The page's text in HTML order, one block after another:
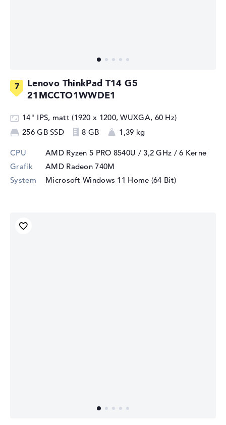
Lenovo ThinkPad T14 G5
21MCCTO1WWDE1
14" IPS, matt (1920 x 1200, WUXGA, 60 Hz)
256 GB SSD
8 GB 1,39 kg
CPU AMD Ryzen 5 PRO 8540U / 3,2 GHz / 6 Kerne
Grafik
AMD Radeon 740M
System
Microsoft Windows 11 Home (64 Bit)